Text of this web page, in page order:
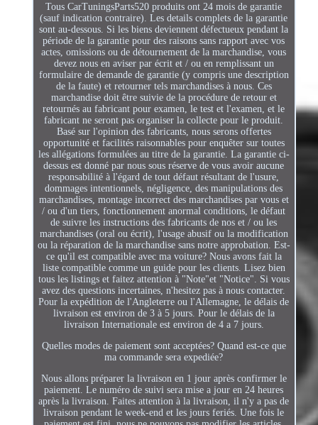
Tous CarTuningsParts520 produits ont 24 mois de garantie
(sauf indication contraire). Les details complets de la garantie
sont au-dessous. Si les biens deviennent défectueux pendant la
période de la garantie pour des raisons sans rapport avec vos
actes, omissions ou de détournement de la marchandise, vous
devez nous en aviser par écrit et / ou en remplissant un
formulaire de demande de garantie (y compris une description
de la faute) et retourner tels marchandises à nous. Ces
marchandise doit être suivie de la procédure de retour et
retournés au fabricant pour examen, le test et l'examen, et le
fabricant ne seront pas organiser la collecte pour le produit.
Basé sur l'opinion des fabricants, nous serons offertes
opportunité et facilités raisonnables pour enquêter sur toutes
les allégations formulées au titre de la garantie. La garantie ci-
dessus est donné par nous sous réserve de vous avoir aucune
responsabilité à l'égard de tout défaut résultant de l'usure,
dommages intentionnels, négligence, des manipulations des
marchandises, montage incorrect des marchandises par vous et
/ ou d'un tiers, fonctionnement anormal conditions, le défaut
de suivre les instructions des fabricants de nos et / ou les
marchandises (oral ou écrit), l'usage abusif ou la modification
ou la réparation de la marchandise sans notre approbation. Est-
ce qu'il est compatible avec ma voiture? Nous avons fait la
liste compatible comme un guide pour les clients. Lisez bien
tous les listings et faitez attention à "Note"et "Notice". Si vous
avez des questions incertaines, n'hesitez pas à nous contacter.
Pour la expédition de l'Angleterre ou l'Allemagne, le délais de
livraison est environ de 3 à 5 jours. Pour le délais de la
livraison Internationale est environ de 4 a 7 jours.
Quelles modes de paiement sont acceptées? Quand est-ce que
ma commande sera expediée?
Nous allons préparer la livraison en 1 jour après confirmer le
paiement. Le numéro de suivi sera mise a jour en 24 heures
après la livraison. Faites attention à la livraison, il n'y a pas de
livraison pendant le week-end et les jours feriés. Une fois le